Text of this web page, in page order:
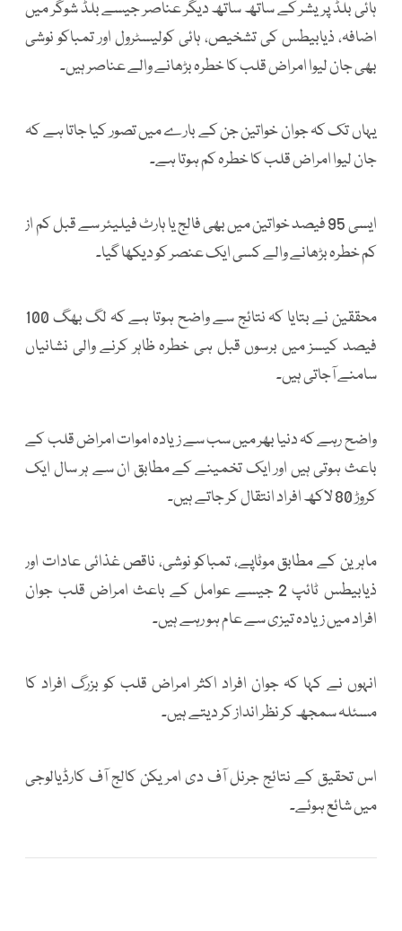
ہائی بلڈ پریشر کے ساتھ ساتھ دیگر عناصر جیسے بلڈ شوگر میں
اضافہ، ذیابیطس کی تشخیص، ہائی کولیسٹرول اور تمباکو نوشی
بھی جان لیوا امراض قلب کا خطرہ بڑھانے والے عناصر ہیں۔
یہاں تک کہ جوان خواتین جن کے بارے میں تصور کیا جاتا ہے کہ
جان لیوا امراض قلب کا خطرہ کم ہوتا ہے۔
ایسی 95 فیصد خواتین میں بھی فالج یا ہارٹ فیلیئر سے قبل کم از
کم خطرہ بڑھانے والے کسی ایک عنصر کو دیکھا گیا۔
محققین نے بتایا کہ نتائج سے واضح ہوتا ہے کہ لگ بھگ 100
فیصد کیسز میں برسوں قبل ہی خطرہ ظاہر کرنے والی نشانیاں
سامنے آجاتی ہیں۔
واضح رہے کہ دنیا بھر میں سب سے زیادہ اموات امراض قلب کے
باعث ہوتی ہیں اور ایک تخمینے کے مطابق ان سے ہر سال ایک
کروڑ 80 لاکھ افراد انتقال کر جاتے ہیں۔
ماہرین کے مطابق موٹاپے، تمباکو نوشی، ناقص غذائی عادات اور
ذیابیطس ٹائپ 2 جیسے عوامل کے باعث امراض قلب جوان
افراد میں زیادہ تیزی سے عام ہو رہے ہیں۔
انہوں نے کہا کہ جوان افراد اکثر امراض قلب کو بزرگ افراد کا
مسئلہ سمجھ کر نظر انداز کر دیتے ہیں۔
اس تحقیق کے نتائج جرنل آف دی امریکن کالج آف کارڈیالوجی
میں شائع ہوئے۔